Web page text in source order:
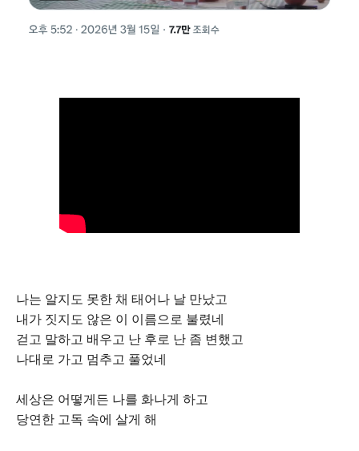
나는 알지도 못한 채 태어나 날 만났고
내가 짓지도 않은 이 이름으로 불렸네
걷고 말하고 배우고 난 후로 난 좀 변했고
나대로 가고 멈추고 풀었네
세상은 어떻게든 나를 화나게 하고
당연한 고독 속에 살게 해